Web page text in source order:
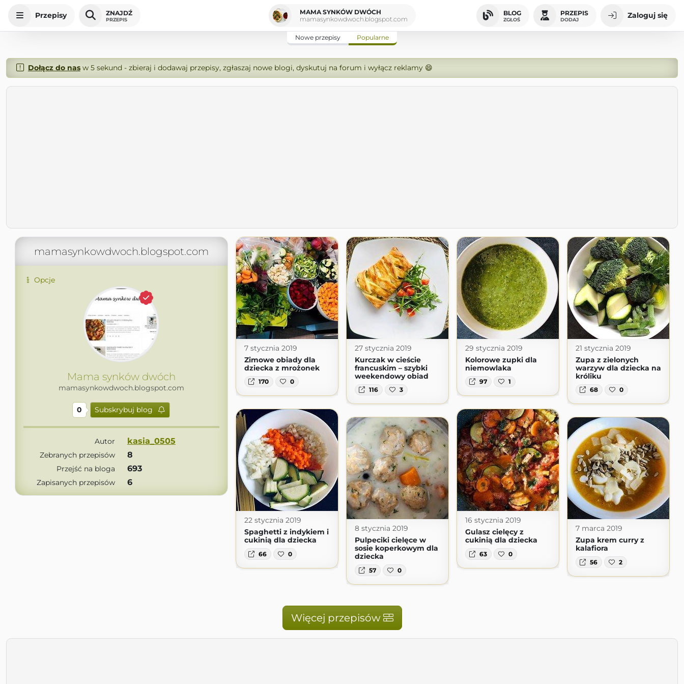
Przepisy ZNAJDŹ
PRZEPIS
MAMA SYNKÓW DWÓCH
mamasynkowdwoch.blogspot.com
BLOG
ZGŁOŚ
PRZEPIS
DODAJ Zaloguj się
Nowe przepisy Popularne
Dołącz do nasw 5 sekund - zbieraj i dodawaj przepisy, zgłaszaj nowe blogi, dyskutuj na forum i wyłącz reklamy 😄
mamasynkowdwoch.blogspot.com
Opcje
Mama synków dwóch
mamasynkowdwoch.blogspot.com
0 Subskrybuj blog
Autor kasia_0505
Zebranych przepisów 8
Przejść na bloga 693
Zapisanych przepisów 6
7 stycznia 2019
Zimowe obiady dla
dziecka z mrożonek
170 0
27 stycznia 2019
Kurczak w cieście
francuskim – szybki
weekendowy obiad
116 3
29 stycznia 2019
Kolorowe zupki dla
niemowlaka
97 1
21 stycznia 2019
Zupa z zielonych
warzyw dla dziecka na
króliku
68 0
22 stycznia 2019
Spaghetti z indykiem i
cukinią dla dziecka
66 0
16 stycznia 2019
Gulasz cielęcy z
cukinią dla dziecka
63 0
8 stycznia 2019
Pulpeciki cielęce w
sosie koperkowym dla
dziecka
57 0
7 marca 2019
Zupa krem curry z
kalafiora
56 2
Więcej przepisów